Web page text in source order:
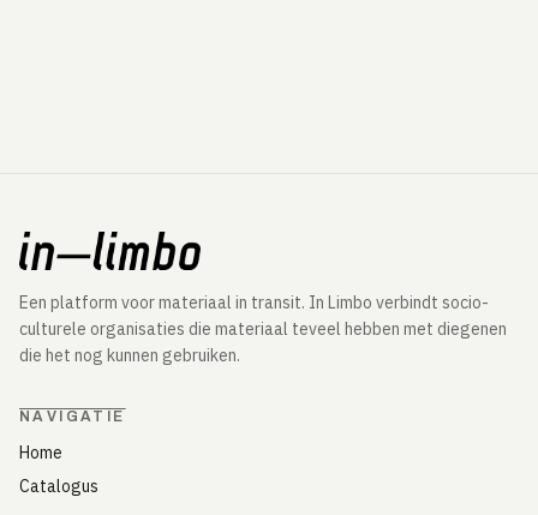
Een platform voor materiaal in transit. In Limbo verbindt socio-
culturele organisaties die materiaal teveel hebben met diegenen
die het nog kunnen gebruiken.
NAVIGATIE
Home
Catalogus